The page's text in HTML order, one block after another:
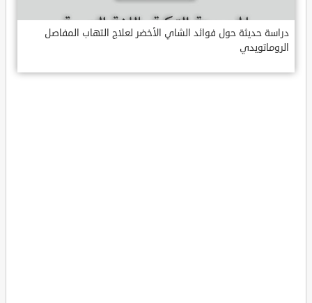
دراسة حديثة حول فوائد الشاي الأخضر لعلاج التهاب المفاصل
الروماتويدي